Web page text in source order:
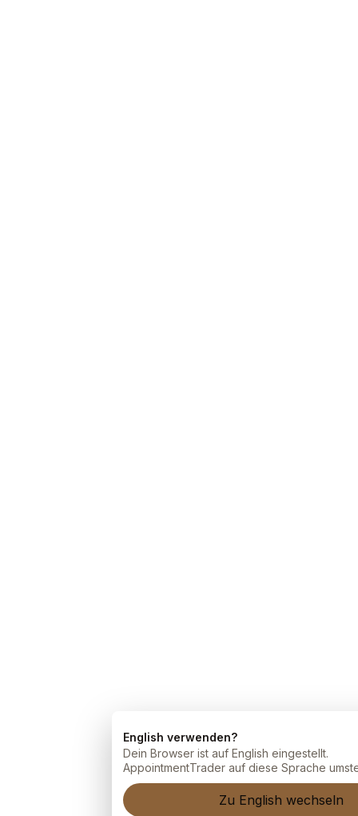
English verwenden?
Dein Browser ist auf English eingestellt.
AppointmentTrader auf diese Sprache
Zu English wechseln